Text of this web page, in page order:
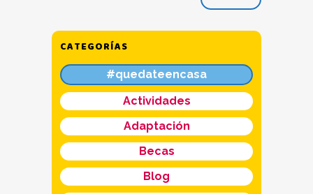
CATEGORÍAS
#quedateencasa
Actividades
Adaptación
Becas
Blog